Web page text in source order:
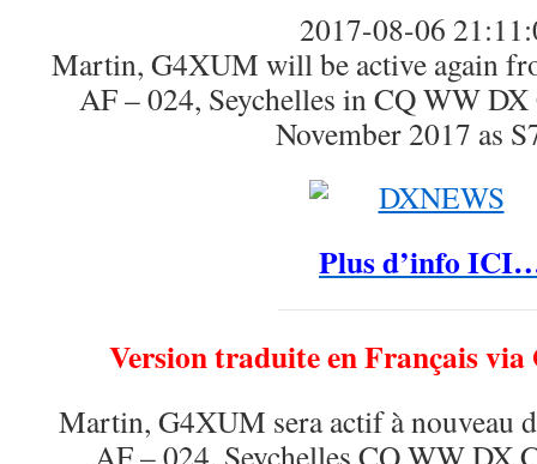
2017-08-06
Martin, G4XUM will be active again
AF – 024, Seychelles in CQ WW
November 2017 as
Plus d’info
Version traduite en Français via
Martin, G4XUM sera actif à nouveau
AF – 024, Seychelles CQ WW DX